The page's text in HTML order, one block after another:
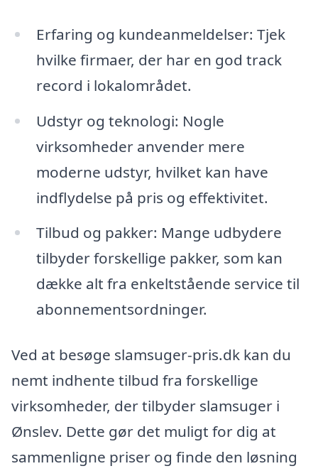
Erfaring og kundeanmeldelser: Tjek
hvilke firmaer, der har en god track
record i lokalområdet.
Udstyr og teknologi: Nogle
virksomheder anvender mere
moderne udstyr, hvilket kan have
indflydelse på pris og effektivitet.
Tilbud og pakker: Mange udbydere
tilbyder forskellige pakker, som kan
dække alt fra enkeltstående service til
abonnementsordninger.
Ved at besøge slamsuger-pris.dk kan du
nemt indhente tilbud fra forskellige
virksomheder, der tilbyder slamsuger i
Ønslev. Dette gør det muligt for dig at
sammenligne priser og finde den løsning